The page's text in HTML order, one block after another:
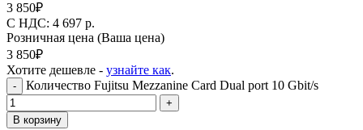
3 850₽
C НДС: 4 697 р.
Розничная цена (Ваша цена)
3 850₽
Хотите дешевле - узнайте как.
- Количество Fujitsu Mezzanine Card Dual port 10 Gbit/s
+
В корзину